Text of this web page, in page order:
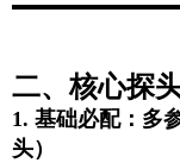
二、核心探
1. 基础必配：多
头）